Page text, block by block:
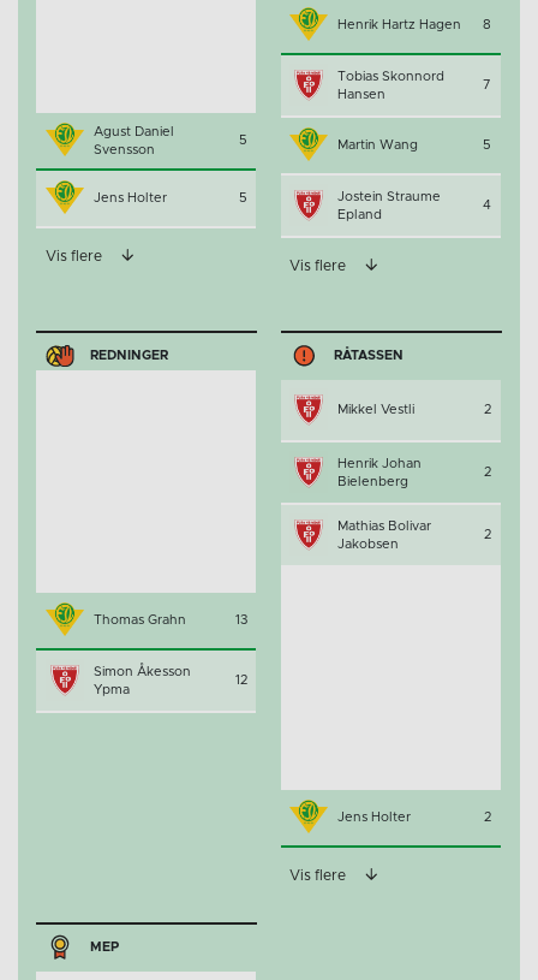
Agust Daniel
Svensson
5
Jens Holter 5
Vis flere
Henrik Hartz Hagen 8
Tobias Skonnord
Hansen
7
Martin Wang 5
Jostein Straume
Epland
4
Vis flere
REDNINGER
Thomas Grahn 13
Simon Åkesson
Ypma
12
RÅTASSEN
Mikkel Vestli 2
Henrik Johan
Bielenberg
2
Mathias Bolivar
Jakobsen
2
Jens Holter 2
Vis flere
MEP